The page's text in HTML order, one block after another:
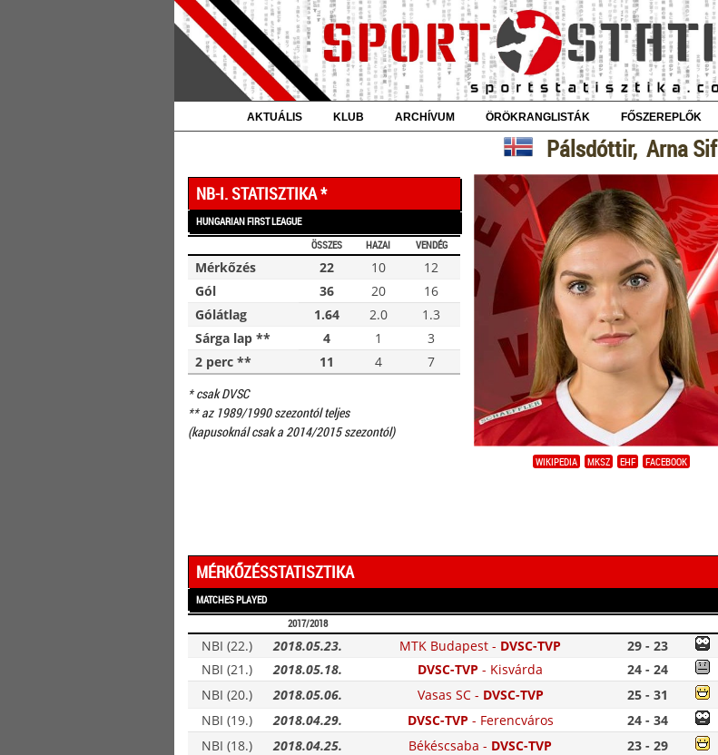
AKTUÁLIS KLUB ARCHÍVUM ÖRÖKRANGLISTÁK FŐSZEREPLŐK
Pálsdóttir, Arna Sif
NB-I. STATISZTIKA *
HUNGARIAN FIRST LEAGUE
ÖSSZES
HAZAI VENDÉG
Mérkőzés 22 10
12
Gól
36 20
16
Gólátlag
1.64 2.0
1.3
Sárga lap **
4 1
3
2 perc **
11 4
7
* csak DVSC
** az 1989/1990 szezontól teljes
(kapusoknál csak a 2014/2015 szezontól)
WIKIPEDIA MKSZ EHF FACEBOOK
MÉRKŐZÉSSTATISZTIKA
MATCHES PLAYED
2017/2018
NBI (22.) 2018.05.23. MTK Budapest - DVSC-TVP 29 - 23
NBI (21.)
2018.05.18. DVSC-TVP - Kisvárda 24 - 24
NBI (20.)
2018.05.06. Vasas SC- DVSC-TVP 25 - 31
NBI (19.)
2018.04.29. DVSC-TVP - Ferencváros 24 - 34
NBI (18.)
2018.04.25. Békéscsaba - DVSC-TVP 23 - 29